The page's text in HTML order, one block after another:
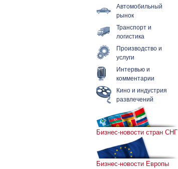
Автомобильный
рынок
Транспорт и
логистика
Производство и
услуги
Интервью и
комментарии
Кино и индустрия
развлечений
Бизнес-новости стран СНГ
Бизнес-новости Европы